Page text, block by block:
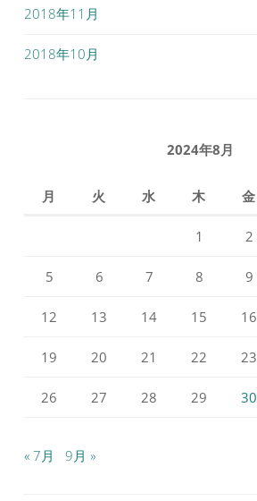
2018年11月
2018年10月
2024年8月
月 火 水 木 金
1 2
5 6 7 8 9
12 13 14 15 16
19 20 21 22 23
26 27 28 29 30
« 7月 9月 »